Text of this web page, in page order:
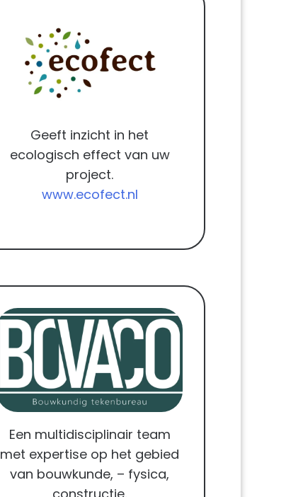
Geeft inzicht in het
ecologisch effect van uw
project.
www.ecofect.nl
Een multidisciplinair team
met expertise op het gebied
van bouwkunde, – fysica,